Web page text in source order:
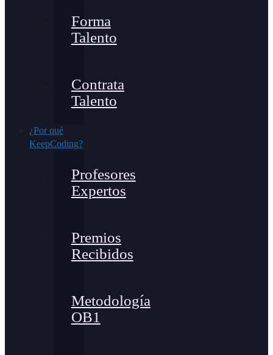
Forma
Talento
Contrata
Talento
¿Por qué
KeepCoding?
Profesores
Expertos
Premios
Recibidos
Metodología
OB1